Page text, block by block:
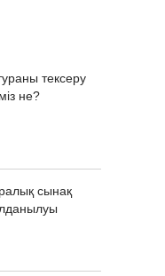
тексеру
не?
сынақ